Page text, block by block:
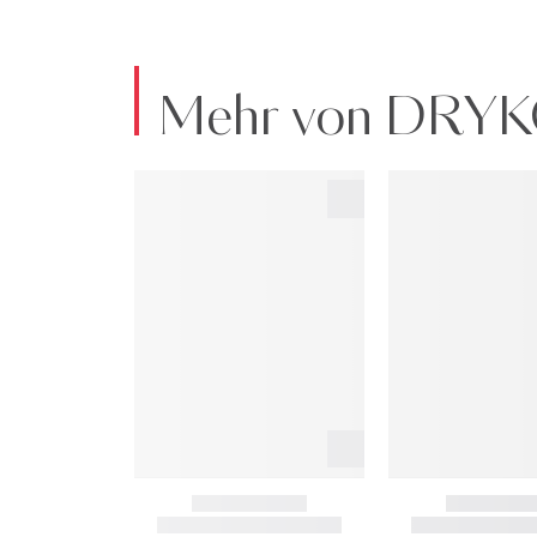
Mehr von